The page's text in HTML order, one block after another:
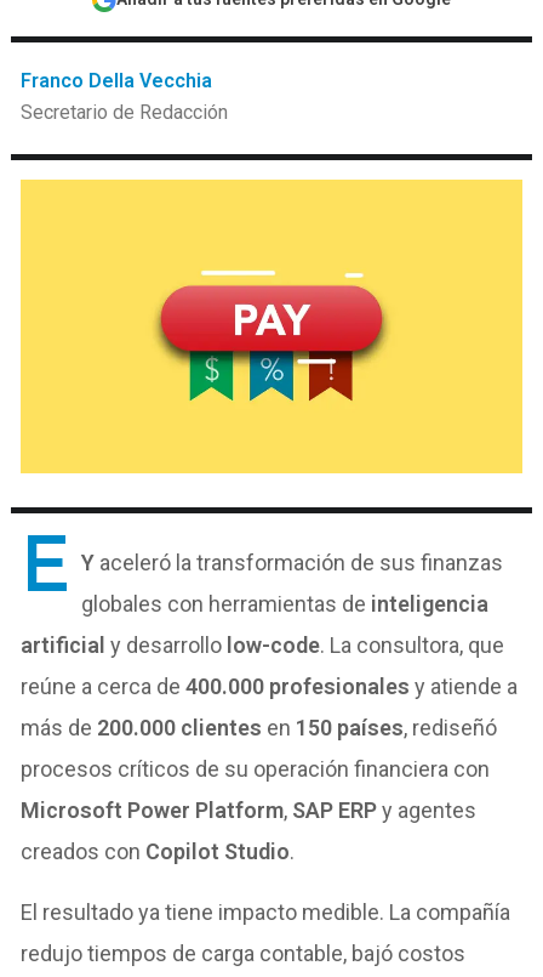
Franco Della Vecchia
Secretario de Redacción
E Y aceleró la transformación de sus finanzas
globales con herramientas de inteligencia
artificial y desarrollo low-code. La consultora, que
reúne a cerca de400.000 profesionales y atiende a
más de 200.000 clientes en 150 países, rediseñó
procesos críticos de su operación financiera con
Microsoft Power Platform, SAP ERPy agentes
creados con Copilot Studio.
El resultado ya tiene impacto medible. La compañía
redujo tiempos de carga contable, bajó costos